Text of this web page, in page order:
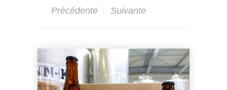
Précédente Suivante